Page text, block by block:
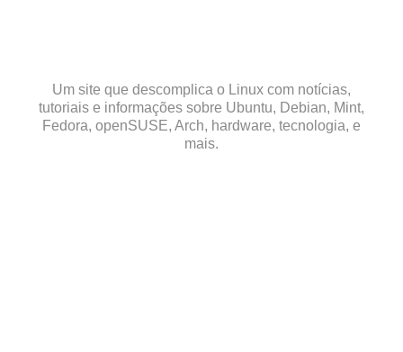
Um site que descomplica o Linux com notícias,
tutoriais e informações sobre Ubuntu, Debian, Mint,
Fedora, openSUSE, Arch, hardware, tecnologia, e
mais.